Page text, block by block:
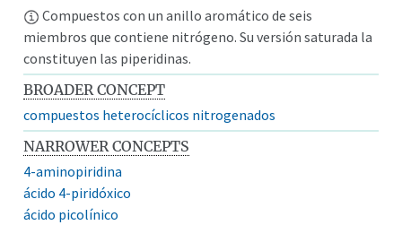
Compuestos con un anillo aromático de seis
miembros que contiene nitrógeno. Su versión saturada la
constituyen las piperidinas.
BROADER CONCEPT
compuestos heterocíclicos nitrogenados
NARROWER CONCEPTS
4-aminopiridina
ácido 4-piridóxico
ácido picolínico